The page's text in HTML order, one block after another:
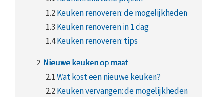
1.2Keuken renoveren: de mogelijkheden
1.3 Keuken renoveren in 1 dag
1.4Keuken renoveren: tips
2. Nieuwe keuken op maat
2.1Wat kost een nieuwe keuken?
2.2Keuken vervangen: de mogelijkheden